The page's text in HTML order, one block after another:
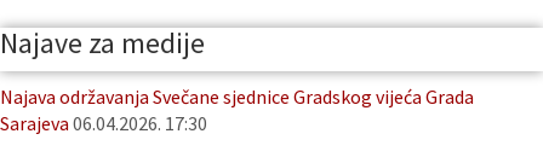
Najave za medije
Najava održavanja Svečane sjednice Gradskog vijeća Grada
Sarajeva 06.04.2026. 17:30